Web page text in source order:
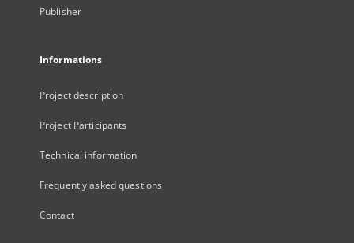
Publisher
Informations
Project description
Project Participants
Technical information
Frequently asked questions
Contact